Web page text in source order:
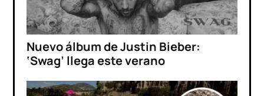
Nuevo álbum de Justin Bieber:
‘Swag’ llega este verano